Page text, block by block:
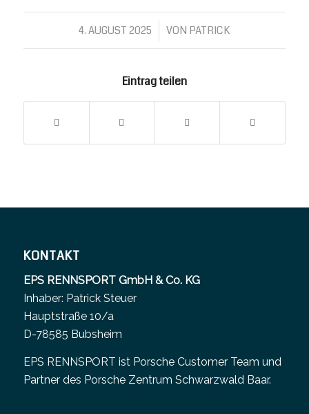
4. AUGUST 2025
/ VON PATRICK
Eintrag teilen
KONTAKT
EPS RENNSPORT GmbH & Co. KG
Inhaber: Patrick Steuer
Hauptstraße 10/a
D-78585 Bubsheim
EPS RENNSPORT ist Porsche Customer Team und
Partner des Porsche Zentrum Schwarzwald Baar.